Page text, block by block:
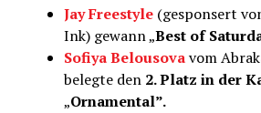
Jay Freestyle (gesponsert
Ink) gewann „Best of
Sofiya Belousovavom
belegte den 2. Platz in der
„Ornamental”.